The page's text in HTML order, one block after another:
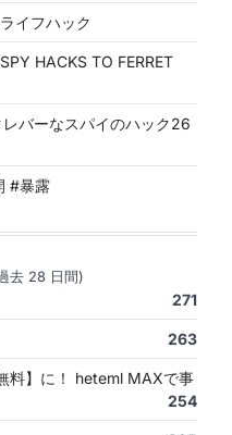
イフハック
HACKS TO FERRET
バーなスパイのハック26
#暴露
去 28 日間)
271
263
料】に！ heteml MAXで事
254